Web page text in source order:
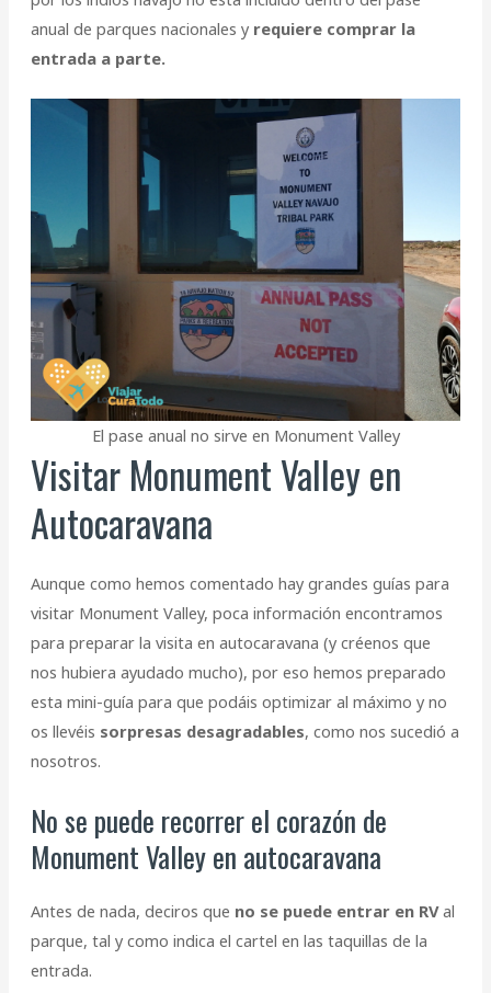
anual de parques nacionales y requiere comprar la
entrada a parte.
El pase anual no sirve en Monument Valley
Visitar Monument Valley en
Autocaravana
Aunque como hemos comentado hay grandes guías para
visitar Monument Valley, poca información encontramos
para preparar la visita en autocaravana (y créenos que
nos hubiera ayudado mucho), por eso hemos preparado
esta mini-guía para que podáis optimizar al máximo y no
os llevéis sorpresas desagradables, como nos sucedió a
nosotros.
No se puede recorrer el corazón de
Monument Valley en autocaravana
Antes de nada, deciros que no se puede entrar en RVal
parque, tal y como indica el cartel en las taquillas de la
entrada.